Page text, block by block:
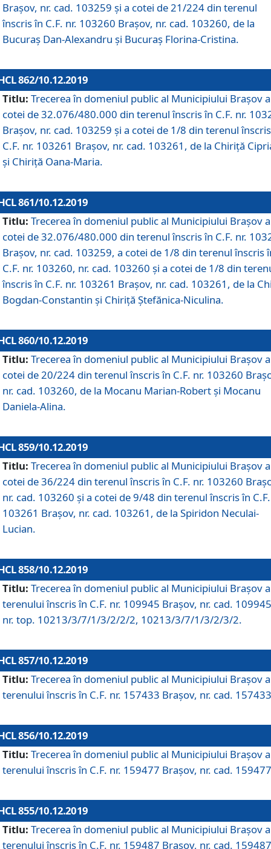
Brașov, nr. cad. 103259 și a cotei de 21/224 din terenul
înscris în C.F. nr. 103260 Brașov, nr. cad. 103260, de la
Bucuraș Dan-Alexandru și Bucuraș Florina-Cristina.
862/10.12.2019
Titlu: Trecerea în domeniul public al Municipiului Braşov a
cotei de 32.076/480.000 din terenul înscris în C.F. nr.
Brașov, nr. cad. 103259 și a cotei de 1/8 din terenul
C.F. nr. 103261 Brașov, nr. cad. 103261, de la Chiriță
și Chiriță Oana-Maria.
861/10.12.2019
Titlu: Trecerea în domeniul public al Municipiului Braşov a
cotei de 32.076/480.000 din terenul înscris în C.F. nr.
Brașov, nr. cad. 103259, a cotei de 1/8 din terenul înscris
C.F. nr. 103260, nr. cad. 103260 și a cotei de 1/8 din
înscris în C.F. nr. 103261 Brașov, nr. cad. 103261, de la
Bogdan-Constantin și Chiriță Ștefănica-Niculina.
860/10.12.2019
Titlu: Trecerea în domeniul public al Municipiului Braşov a
cotei de 20/224 din terenul înscris în C.F. nr. 103260
nr. cad. 103260, de la Mocanu Marian-Robert și Mocanu
Daniela-Alina.
859/10.12.2019
Titlu: Trecerea în domeniul public al Municipiului Braşov a
cotei de 36/224 din terenul înscris în C.F. nr. 103260
nr. cad. 103260 și a cotei de 9/48 din terenul înscris în
103261 Brașov, nr. cad. 103261, de la Spiridon Neculai-
Lucian.
858/10.12.2019
Titlu: Trecerea în domeniul public al Municipiului Braşov a
terenului înscris în C.F. nr. 109945 Brașov, nr. cad.
nr. top. 10213/3/7/1/3/2/2/2, 10213/3/7/1/3/2/3/2.
857/10.12.2019
Titlu: Trecerea în domeniul public al Municipiului Braşov a
terenului înscris în C.F. nr. 157433 Brașov, nr. cad.
856/10.12.2019
Titlu: Trecerea în domeniul public al Municipiului Braşov a
terenului înscris în C.F. nr. 159477 Brașov, nr. cad.
855/10.12.2019
Titlu: Trecerea în domeniul public al Municipiului Braşov a
terenului înscris în C.F. nr. 159487 Brașov, nr. cad.